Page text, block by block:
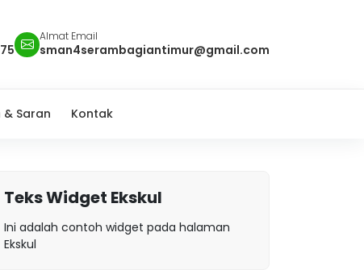
Almat Email
sman4serambagiantimur@gmail.com
& Saran Kontak
Teks Widget Ekskul
Ini adalah contoh widget pada halaman
Ekskul